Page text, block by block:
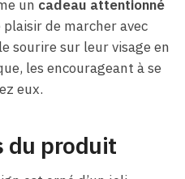
un cadeau attentionné
de marcher avec
sourire sur leur visage en
les encourageant à se
eux.
du produit